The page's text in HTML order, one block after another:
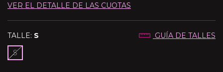
VER EL DETALLE DE LAS CUOTAS
TALLE: S
GUÍA DE TALLES
S